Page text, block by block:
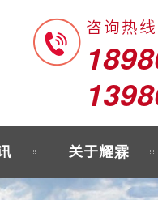
咨询热线
关于耀霖